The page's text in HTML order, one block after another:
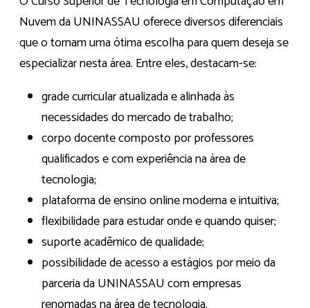
Nuvem da UNINASSAU oferece diversos diferenciais
que o tornam uma ótima escolha para quem deseja se
especializar nesta área. Entre eles, destacam-se:
grade curricular atualizada e alinhada às
necessidades do mercado de trabalho;
corpo docente composto por professores
qualificados e com experiência na área de
tecnologia;
plataforma de ensino online moderna e intuitiva;
flexibilidade para estudar onde e quando quiser;
suporte acadêmico de qualidade;
possibilidade de acesso a estágios por meio da
parceria da UNINASSAU com empresas